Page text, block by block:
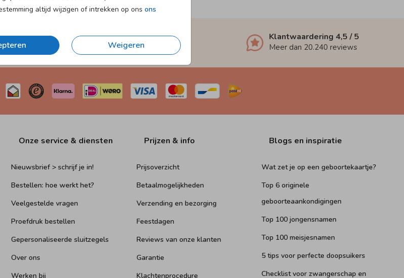
altijd wijzigen of intrekken op ons ons
Weigeren
Verzending in 1-2 werkdagen
Naar Nederland én België
Klantwaardering 4,5 / 5
Meer dan 20.240 reviews
Onze service & diensten
Nieuwsbrief > schrijf je in!
Bestellen: hoe werkt het?
Veelgestelde vragen
Proefdruk bestellen
Gepersonaliseerde sluitzegels
Over ons
Werken bij
Prijzen & info
Prijsoverzicht
Betaalmogelijkheden
Verzending en bezorging
Feestdagen
Reviews van onze klanten
Garantie
Klachtenprocedure
Blogs en inspiratie
Wat zet je op een geboortekaartje?
Top 6 originele
geboorteaankondigingen
Top 100 jongensnamen
Top 100 meisjesnamen
5 tips voor perfecte doopsuikers
Checklist voor zwangerschap en